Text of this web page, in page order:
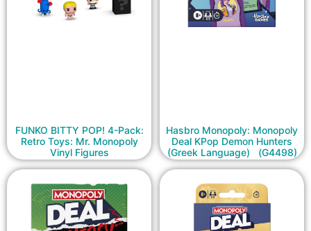
FUNKO BITTY POP! 4-Pack:
Retro Toys: Mr. Monopoly
Vinyl Figures
Hasbro Monopoly: Monopoly
Deal KPop Demon Hunters
(Greek Language) (G4498)